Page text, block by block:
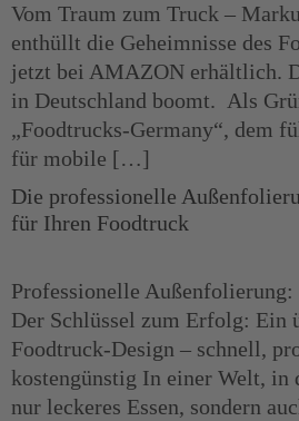
Vom Traum zum Truck –
enthüllt die Geheimnisse des
jetzt bei AMAZON erhältlich.
in Deutschland boomt. Als
„Foodtrucks-Germany“, dem
für mobile […]
Die professionelle
für Ihren Foodtruck
Professionelle
Der Schlüssel zum Erfolg: Ein
Foodtruck-Design – schnell,
kostengünstig In einer Welt, in
nur leckeres Essen, sondern